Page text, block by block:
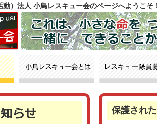
動）法人 小鳥レスキュー会のページへようこそ
保護され